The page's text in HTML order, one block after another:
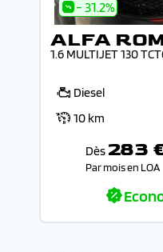
- 31.2%
ALFA
1.6 MULTIJET 130
Diesel
10 km
Dès 283
Par mois en LOA